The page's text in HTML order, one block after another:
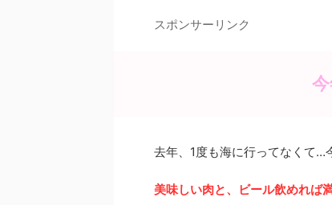
c
k
e itt
スポンサーリンク
去年、1度も海に行ってなくて…
美味しい肉と、ビール飲めれば